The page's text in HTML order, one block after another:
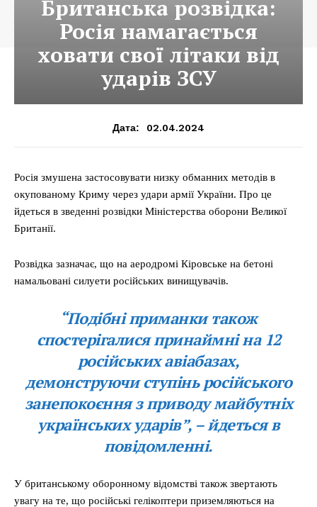
Британська розвідка:
Росія намагається
ховати свої літаки від
ударів ЗСУ
Дата: 02.04.2024
Росія змушена застосовувати низку обманних методів в
окупованому Криму через удари армії України. Про це
йдеться в зведенні розвідки Міністерства оборони Великої
Британії.
Розвідка зазначає, що на аеродромі Кіровське на бетоні
намальовані силуети російських винищувачів.
“Подібні приманки також
спостерігалися принаймні на 12
російських авіабазах,
демонструючи ступінь російського
занепокоєння з приводу майбутніх
українських ударів”, – йдеться в
повідомленні.
У британському оборонному відомстві також звертають
увагу на те, що російські гелікоптери приземляються на